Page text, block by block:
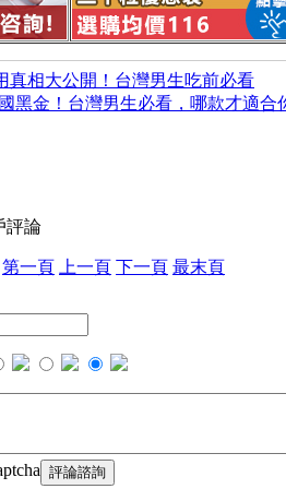
真相大公開！台灣男生吃前必看
黑金！台灣男生必看，哪款才適合
評論
第一頁 上一頁 下一頁 最末頁